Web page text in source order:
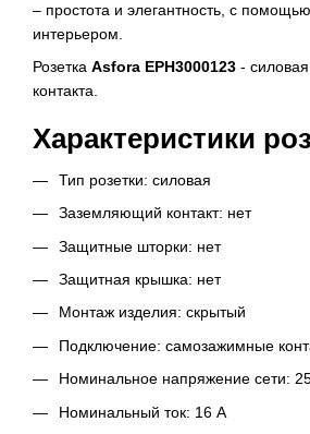
– простота и элегантность, с
интерьером.
Розетка Asfora EPH3000123 -
контакта.
Характеристики
Тип розетки: силовая
Заземляющий контакт: нет
Защитные шторки: нет
Защитная крышка: нет
Монтаж изделия: скрытый
Подключение: самозажимные
Номинальное напряжение сети:
Номинальный ток: 16 А